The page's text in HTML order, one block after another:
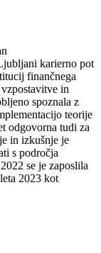
karierno pot
finančnega
in
spoznala z
teorije
odgovorna tudi za
in izkušnje je
s področja
se je zaposlila
2023 kot